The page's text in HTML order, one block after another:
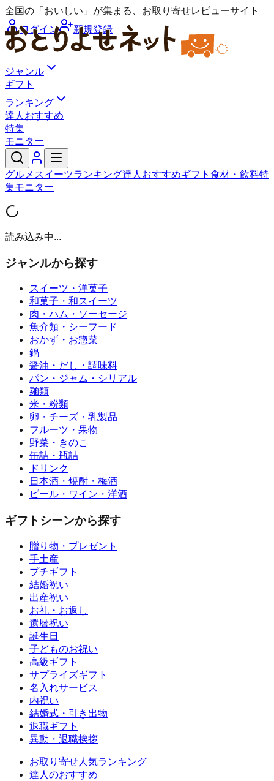
全国の「おいしい」が集まる、お取り寄せレビューサイト
ログイン
新規登録
ジャンル
ギフト
ランキング
達人おすすめ
特集
モニター
グルメ スイーツランキング達人おすすめギフト 食材・飲料特
集モニター
読み込み中...
ジャンルから探す
スイーツ・洋菓子
和菓子・和スイーツ
肉・ハム・ソーセージ
魚介類・シーフード
おかず・お惣菜
鍋
醤油・だし・調味料
パン・ジャム・シリアル
麺類
米・粉類
卵・チーズ・乳製品
フルーツ・果物
野菜・きのこ
缶詰・瓶詰
ドリンク
日本酒・焼酎・梅酒
ビール・ワイン・洋酒
ギフトシーンから探す
贈り物・プレゼント
手土産
プチギフト
結婚祝い
出産祝い
お礼・お返し
還暦祝い
誕生日
子どものお祝い
高級ギフト
サプライズギフト
名入れサービス
内祝い
結婚式・引き出物
退職ギフト
異動・退職挨拶
お取り寄せ人気ランキング
達人のおすすめ